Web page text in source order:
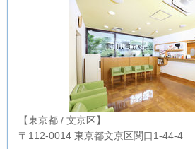
【東京都 / 文京区】
〒112-0014 東京都文京区関口1-44-4